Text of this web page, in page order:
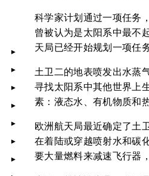
科学家计划通过一项任务
曾被认为是太阳系中最不
天局已经开始规划一项任
土卫二的地表喷发出水蒸
寻找太阳系中其他世界上
素：液态水、有机物质和
欧洲航天局最近确定了土
在着陆或穿越喷射水和碳
要大量燃料来减速飞行器